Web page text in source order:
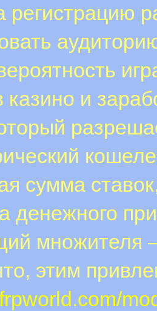
регистрацию
казино и
сумма
денежного
множителя
этим